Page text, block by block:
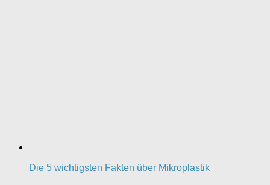
Die 5 wichtigsten Fakten über Mikroplastik